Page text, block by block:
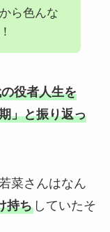
ら色んな
役者人生を
」と振り返っ
菜さんはなん
持ちしていたそ